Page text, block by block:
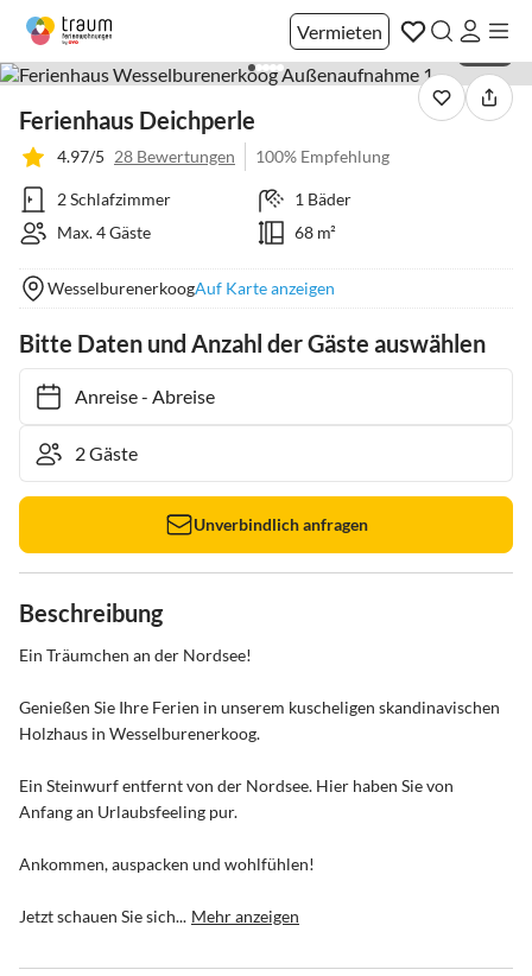
Vermieten
Ferienhaus Deichperle
4.97/5 28 Bewertungen 100% Empfehlung
2 Schlafzimmer
1 Bäder
Max. 4 Gäste
68 m²
WesselburenerkoogAuf Karte anzeigen
Bitte Daten und Anzahl der Gäste auswählen
Anreise- Abreise
Unverbindlich anfragen
Beschreibung
Ein Träumchen an der Nordsee!
Genießen Sie Ihre Ferien in unserem kuscheligen skandinavischen
Holzhaus in Wesselburenerkoog.
Ein Steinwurf entfernt von der Nordsee. Hier haben Sie von
Anfang an Urlaubsfeeling pur.
Ankommen, auspacken und wohlfühlen!
Jetzt schauen Sie sich... Mehr anzeigen